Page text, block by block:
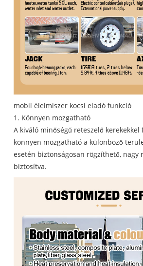
mobil élelmiszer kocsi eladó funkció
1. Könnyen mozgatható
A kiváló minőségű reteszelő kerekekkel
könnyen mozgatható a különböző
esetén biztonságosan rögzíthető, nagy
biztosítva.